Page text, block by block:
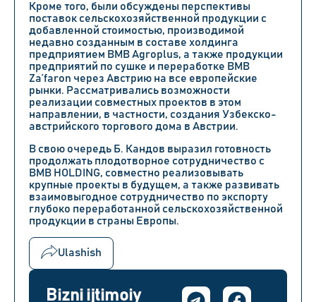
Кроме того, были обсуждены перспективы
поставок сельскохозяйственной продукции с
добавленной стоимостью, производимой
недавно созданным в составе холдинга
предприятием BMB Agroplus, а также продукции
предприятий по сушке и переработке BMB
Za’faron через Австрию на все европейские
рынки. Рассматривались возможности
реализации совместных проектов в этом
направлении, в частности, создания Узбекско-
австрийского торгового дома в Австрии.
В свою очередь Б. Кандов выразил готовность
продолжать плодотворное сотрудничество с
BMB HOLDING, совместно реализовывать
крупные проекты в будущем, а также развивать
взаимовыгодное сотрудничество по экспорту
глубоко переработанной сельскохозяйственной
продукции в страны Европы.
Ulashish
Bizni ijtimoiy